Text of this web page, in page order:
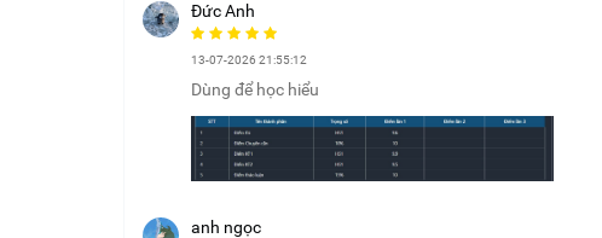
Đức Anh
13-07-2026 21:55:12
Dùng để học hiểu
anh ngọc